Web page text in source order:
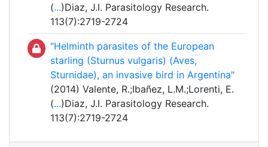
(...)Diaz, J.I. Parasitology Research.
113(7):2719-2724
"Helminth parasites of the European
starling (Sturnus vulgaris) (Aves,
Sturnidae), an invasive bird in Argentina"
(2014) Valente, R.;Ibañez, L.M.;Lorenti, E.
(...)Diaz, J.I. Parasitology Research.
113(7):2719-2724